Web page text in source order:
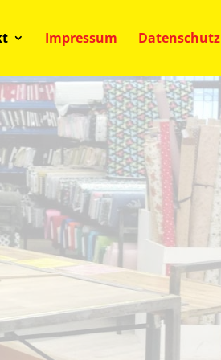
Impressum Datenschutz